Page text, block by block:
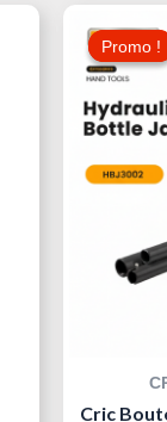
Promo !
Promo !
Cric